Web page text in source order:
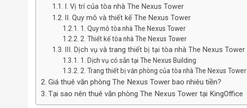
I. Vị trí của tòa nhà The Nexus Tower
II. Quy mô và thiết kế The Nexus Tower
1. Quy mô tòa nhà The Nexus Tower
2. Thiết kế tòa nhà The Nexus Tower
III. Dịch vụ và trang thiết bị tại tòa nhà The Nexus Tower
1. Dịch vụ có sẵn tại The Nexus Building
2. Trang thiết bị văn phòng của tòa nhà The Nexus Tower
Giá thuê văn phòng The Nexus Tower bao nhiêu tiền?
Tại sao nên thuê văn phòng The Nexus Tower tại KingOffice